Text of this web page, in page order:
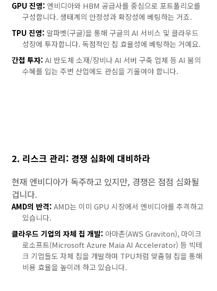
GPU 진영: 엔비디아와 HBM 공급사를 중심으로 포트폴리오를
구성합니다. 생태계의 안정성과 확장성에 베팅하는 거죠.
TPU 진영: 알파벳(구글)을 통해 구글의 AI 서비스 및 클라우드
성장에 투자합니다. 독점적인 칩 효율성에 베팅하는 거예요.
간접 투자: AI 반도체 소재/장비나 AI 서버 구축 업체 등 AI 붐의
수혜를 입는 주변 산업에도 관심을 기울여야 합니다.
2. 리스크 관리: 경쟁 심화에 대비하라
현재 엔비디아가 독주하고 있지만, 경쟁은 점점 심화될
겁니다.
AMD의 반격: AMD는 이미 GPU 시장에서 엔비디아를 추격하고
있습니다.
클라우드 기업의 자체 칩 개발: 아마존(AWS Graviton), 마이크
로소프트(Microsoft Azure Maia AI Accelerator) 등 빅테
크 기업들도 자체 칩을 개발하며 TPU처럼 맞춤형 칩을 통해
비용 효율을 높이려 하고 있습니다.